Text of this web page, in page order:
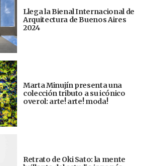
Llega la Bienal Internacional de
Arquitectura de Buenos Aires
2024
Marta Minujín presenta una
colección tributo a su icónico
overol: arte! arte! moda!
Retrato de Oki Sato: la mente